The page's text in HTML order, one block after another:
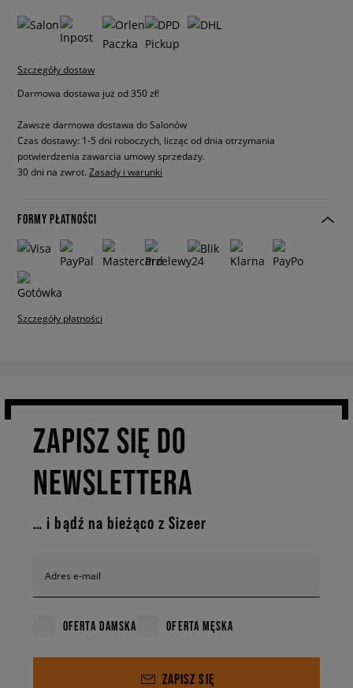
Szczegóły dostaw
Darmowa dostawa już od 350 zł!
Zawsze darmowa dostawa do Salonów
Czas dostawy: 1-5 dni roboczych, licząc od dnia otrzymania
potwierdzenia zawarcia umowy sprzedaży.
30 dni na zwrot. Zasady i warunki
FORMY PŁATNOŚCI
Szczegóły płatności
ZAPISZ SIĘ DO
NEWSLETTERA
… i bądź na bieżąco z Sizeer
Adres e-mail
OFERTA DAMSKA OFERTA MĘSKA
ZAPISZ SIĘ